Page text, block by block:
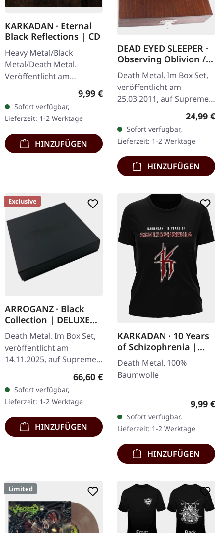
KARKADAN · Eternal
Black Reflections | CD
Heavy Metal/Black
Metal/Death Metal.
Veröffentlicht am
19.01.2002, auf Supreme
Chaos Records. CD im
Jewelcase. Neuauflage mit
neuem Artwork,…
Regulärer Preis:
9,99 €
Sofort verfügbar,
Lieferzeit: 1-2 Werktage
HINZUFÜGEN
DEAD EYED SLEEPER ·
Observing Oblivion /
Through Forests Of
Nonentities | 2CD
WOODEN BOX SET
Death Metal. Im Box Set,
veröffentlicht am
25.03.2011, auf Supreme
Chaos Records. Der
Nachfolger von "Through
Forests Of Nonentities"
ist direkter…
24,99 €
Sofort verfügbar,
Lieferzeit: 1-2 Werktage
HINZUFÜGEN
Exclusive
ARROGANZ · Black
Collection | DELUXE
BOX SET
Death Metal. Im Box Set,
veröffentlicht am
14.11.2025, auf Supreme
Chaos Records. Schwarze
verschiedenen Releases in
einer noblen,…
Regulärer Preis:
66,60 €
Sofort verfügbar,
Lieferzeit: 1-2 Werktage
HINZUFÜGEN
KARKADAN · 10 Years
of Schizophrenia |
GIRLIE
Death Metal. 100%
Baumwolle
9,99 €
Sofort verfügbar,
Lieferzeit: 1-2 Werktage
HINZUFÜGEN
Limited